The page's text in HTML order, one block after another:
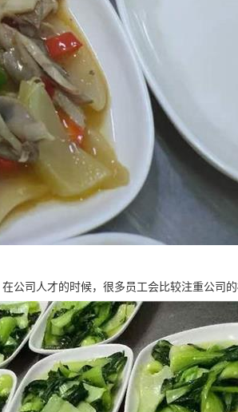
公司人才的时候，很多员工会比较注重公司的